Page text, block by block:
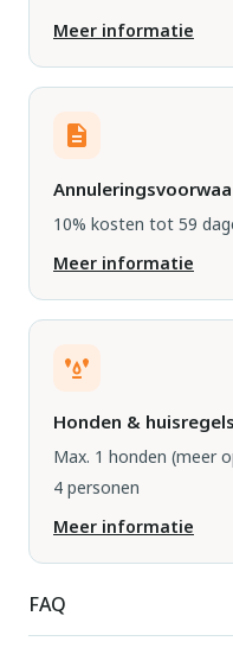
Meer informatie
10% kosten tot 59
Meer informatie
Honden & huisregels
Max. 1 honden (meer
4 personen
Meer informatie
FAQ